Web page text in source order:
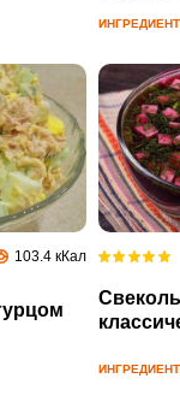
103.4 кКал